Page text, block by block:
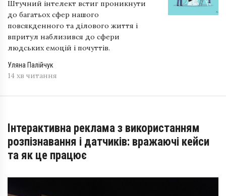
Штучний інтелект встиг проникнути
до багатьох сфер нашого
повсякденного та ділового життя і
впритул наблизився до сфери
людських емоцій і почуттів.
Уляна Палійчук
14 хв читання
розпізнавання і датчиків: вражаючі кейси
та як це працює